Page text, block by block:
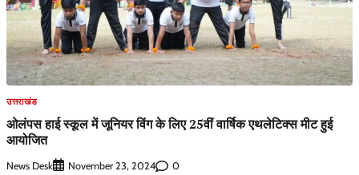
उत्तराखंड
ओलंपस हाई स्कूल में जूनियर विंग के लिए 25वीं वार्षिक एथलेटिक्स मीट हुई
आयोजित
News Desk November 23, 2024 0